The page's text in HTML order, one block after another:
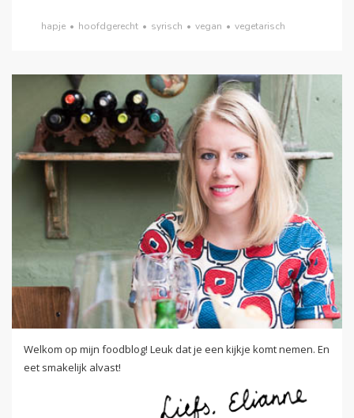
hapje • hoofdgerecht • syrisch • vegan • vegetarisch
Welkom op mijn foodblog! Leuk dat je een kijkje komt nemen. En
eet smakelijk alvast!